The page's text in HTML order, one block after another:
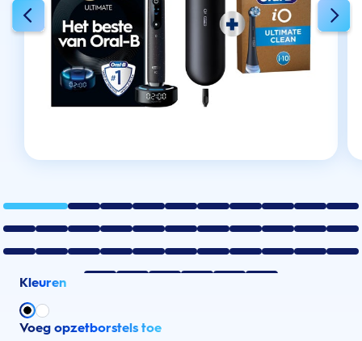
Kleuren
Voeg opzetborstels toe